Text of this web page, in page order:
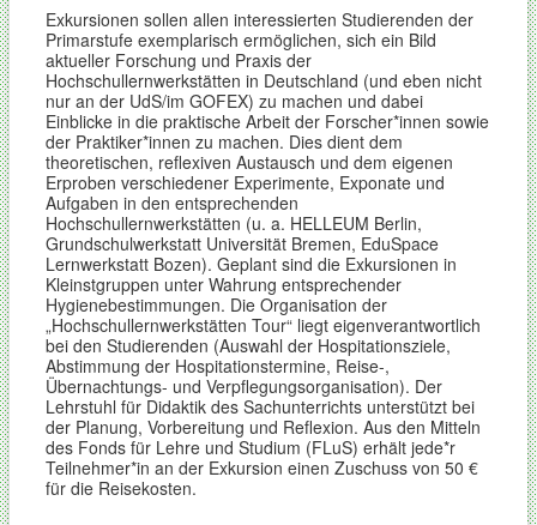
Exkursionen sollen allen interessierten Studierenden der
Primarstufe exemplarisch ermöglichen, sich ein Bild
aktueller Forschung und Praxis der
Hochschullernwerkstätten in Deutschland (und eben nicht
nur an der UdS/im GOFEX) zu machen und dabei
Einblicke in die praktische Arbeit der Forscher*innen sowie
der Praktiker*innen zu machen. Dies dient dem
theoretischen, reflexiven Austausch und dem eigenen
Erproben verschiedener Experimente, Exponate und
Aufgaben in den entsprechenden
Hochschullernwerkstätten (u. a. HELLEUM Berlin,
Grundschulwerkstatt Universität Bremen, EduSpace
Lernwerkstatt Bozen). Geplant sind die Exkursionen in
Kleinstgruppen unter Wahrung entsprechender
Hygienebestimmungen. Die Organisation der
„Hochschullernwerkstätten Tour“ liegt eigenverantwortlich
bei den Studierenden (Auswahl der Hospitationsziele,
Abstimmung der Hospitationstermine, Reise-,
Übernachtungs- und Verpflegungsorganisation). Der
Lehrstuhl für Didaktik des Sachunterrichts unterstützt bei
der Planung, Vorbereitung und Reflexion. Aus den Mitteln
des Fonds für Lehre und Studium (FLuS) erhält jede*r
Teilnehmer*in an der Exkursion einen Zuschuss von 50 €
für die Reisekosten.